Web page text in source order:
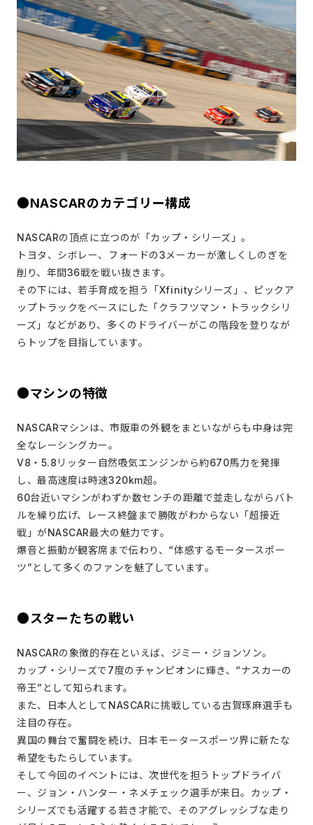
●NASCARのカテゴリー構成
NASCARの頂点に立つのが「カップ・シリーズ」。
トヨタ、シボレー、フォードの3メーカーが激しくしのぎを
削り、年間36戦を戦い抜きます。
その下には、若手育成を担う「Xfinityシリーズ」、ピックア
ップトラックをベースにした「クラフツマン・トラックシリ
ーズ」などがあり、多くのドライバーがこの階段を登りなが
らトップを目指しています。
●マシンの特徴
NASCARマシンは、市販車の外観をまといながらも中身は完
全なレーシングカー。
V8・5.8リッター自然吸気エンジンから約670馬力を発揮
し、最高速度は時速320km超。
60台近いマシンがわずか数センチの距離で並走しながらバト
ルを繰り広げ、レース終盤まで勝敗がわからない「超接近
戦」がNASCAR最大の魅力です。
爆音と振動が観客席まで伝わり、“体感するモータースポー
ツ”として多くのファンを魅了しています。
●スターたちの戦い
NASCARの象徴的存在といえば、ジミー・ジョンソン。
カップ・シリーズで7度のチャンピオンに輝き、“ナスカーの
帝王”として知られます。
また、日本人としてNASCARに挑戦している古賀琢麻選手も
注目の存在。
異国の舞台で奮闘を続け、日本モータースポーツ界に新たな
希望をもたらしています。
そして今回のイベントには、次世代を担うトップドライバ
ー、ジョン・ハンター・ネメチェック選手が来日。カップ・
シリーズでも活躍する若き才能で、そのアグレッシブな走り